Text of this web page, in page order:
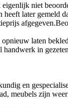
niet
heeft later gemeld
laten
handwerk in
en
meubels zijn